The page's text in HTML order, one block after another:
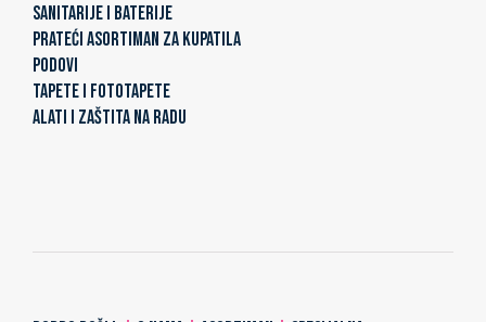
SANITARIJE I BATERIJE
PRATEĆI ASORTIMAN ZA KUPATILA
PODOVI
TAPETE I FOTOTAPETE
ALATI I ZAŠTITA NA RADU